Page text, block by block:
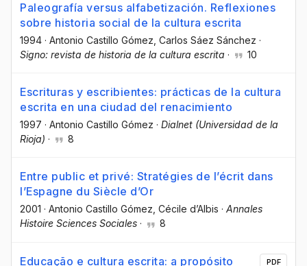
Paleografía versus alfabetización. Reflexiones
sobre historia social de la cultura escrita
1994 · Antonio Castillo Gómez , Carlos Sáez Sánchez ·
Signo: revista de historia de la cultura escrita · 10
Escrituras y escribientes: prácticas de la cultura
escrita en una ciudad del renacimiento
1997 · Antonio Castillo Gómez · Dialnet (Universidad de la
Rioja) · 8
Entre public et privé: Stratégies de l’écrit dans
l’Espagne du Siècle d’Or
2001 · Antonio Castillo Gómez, Cécile d’Albis · Annales
Histoire Sciences Sociales · 8
Educação e cultura escrita: a propósito
PDF